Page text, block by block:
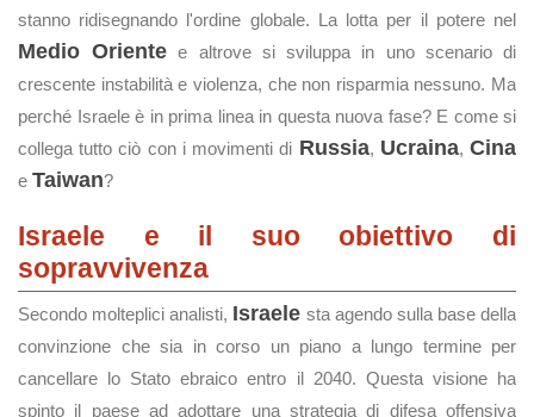
stanno ridisegnando l'ordine globale. La lotta per il potere nel
Medio Oriente e altrove si sviluppa in uno scenario di
crescente instabilità e violenza, che non risparmia nessuno. Ma
perché Israele è in prima linea in questa nuova fase? E come si
collega tutto ciò con i movimenti di Russia, Ucraina,Cina
e Taiwan?
Israele e il suo obiettivo di
sopravvivenza
Secondo molteplici analisti, Israele sta agendo sulla base della
convinzione che sia in corso un piano a lungo termine per
cancellare lo Stato ebraico entro il 2040. Questa visione ha
spinto il paese ad adottare una strategia di difesa offensiva